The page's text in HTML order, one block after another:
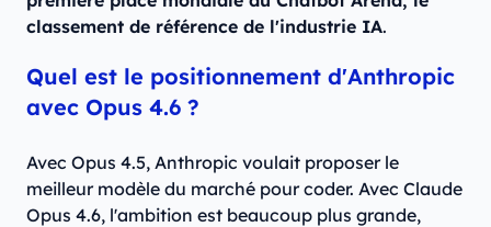
classement de référence de l'industrie IA.
Quel est le positionnement d'Anthropic
avec Opus 4.6 ?
Avec Opus 4.5, Anthropic voulait proposer le
meilleur modèle du marché pour coder. Avec Claude
Opus 4.6, l'ambition est beaucoup plus grande,